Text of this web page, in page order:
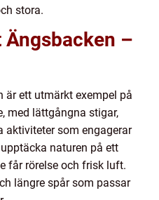
stora.
–
är ett utmärkt exempel på
med lättgångna stigar,
aktiviteter som engagerar
naturen på ett
får rörelse och frisk luft.
längre spår som passar